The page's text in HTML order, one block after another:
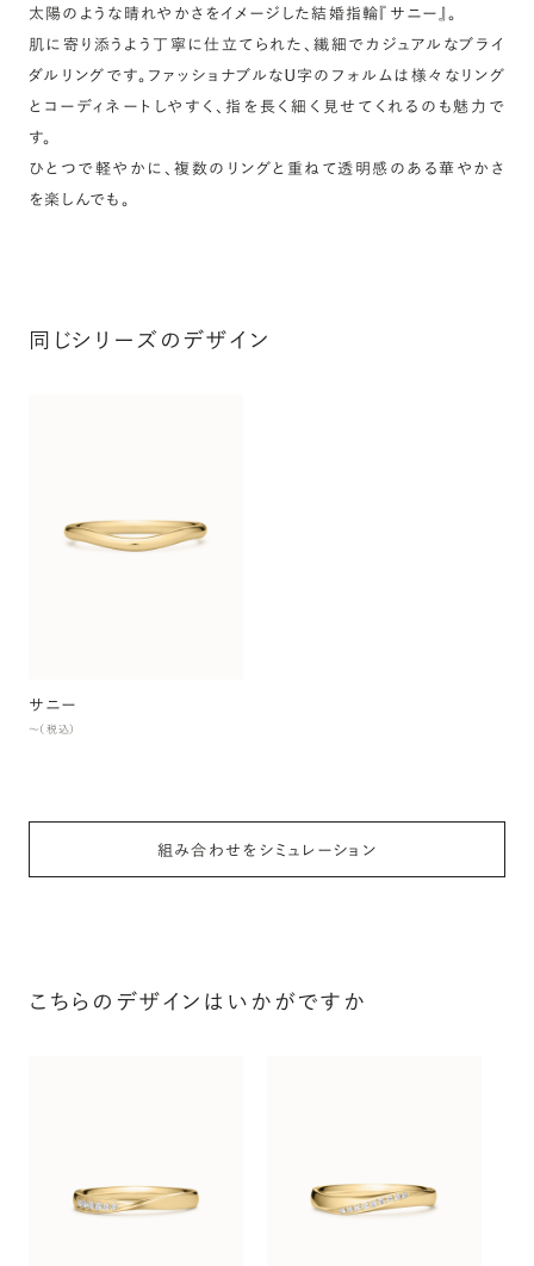
太陽のような晴れやかさをイメージした結婚指輪『サニー』。
肌に寄り添うよう丁寧に仕立てられた、繊細でカジュアルなブライ
ダルリングです。ファッショナブルなU字のフォルムは様々なリング
とコーディネートしやすく、指を長く細く見せてくれるのも魅力で
す。
ひとつで軽やかに、複数のリングと重ねて透明感のある華やかさ
を楽しんでも。
同じシリーズのデザイン
サニー
〜（税込）
組み合わせをシミュレーション
こちらのデザインはいかがですか